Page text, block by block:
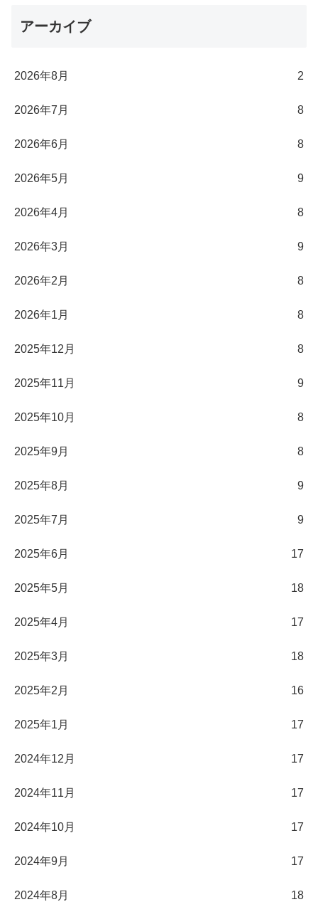
アーカイブ
2026年8月 2
2026年7月 8
2026年6月 8
2026年5月 9
2026年4月 8
2026年3月 9
2026年2月 8
2026年1月 8
2025年12月 8
2025年11月 9
2025年10月 8
2025年9月 8
2025年8月 9
2025年7月 9
2025年6月 17
2025年5月 18
2025年4月 17
2025年3月 18
2025年2月 16
2025年1月 17
2024年12月 17
2024年11月 17
2024年10月 17
2024年9月 17
2024年8月 18